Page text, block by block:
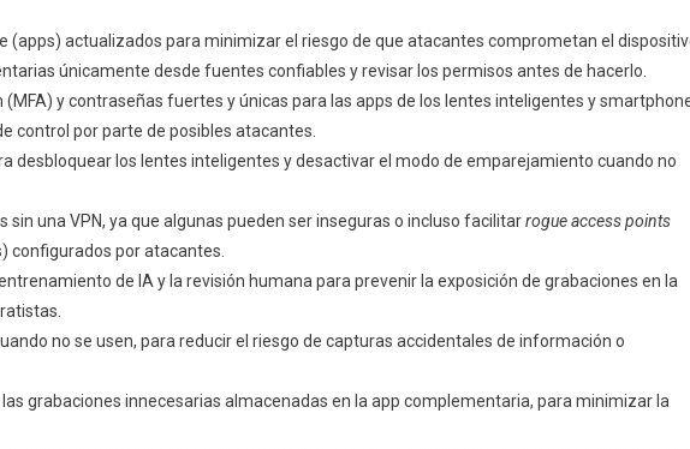
(apps) actualizados para minimizar el riesgo de que atacantes comprometan el
únicamente desde fuentes confiables y revisar los permisos antes de hacerlo.
y contraseñas fuertes y únicas para las apps de los lentes inteligentes y
control por parte de posibles atacantes.
desbloquear los lentes inteligentes y desactivar el modo de emparejamiento cuando no
sin una VPN, ya que algunas pueden ser inseguras o incluso facilitarrogue access points
configurados por atacantes.
de IA y la revisión humana para prevenir la exposición de grabaciones en la
no se usen, para reducir el riesgo de capturas accidentales de información o
grabaciones innecesarias almacenadas en la app complementaria, para minimizar la